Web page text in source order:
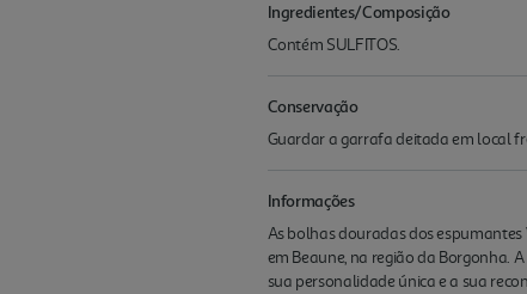
Ingredientes/Composição
Contém SULFITOS.
Conservação
Guardar a garrafa deitada em local
Informações
As bolhas douradas dos
em Beaune, na região da Borgonha.
sua personalidade única e a sua